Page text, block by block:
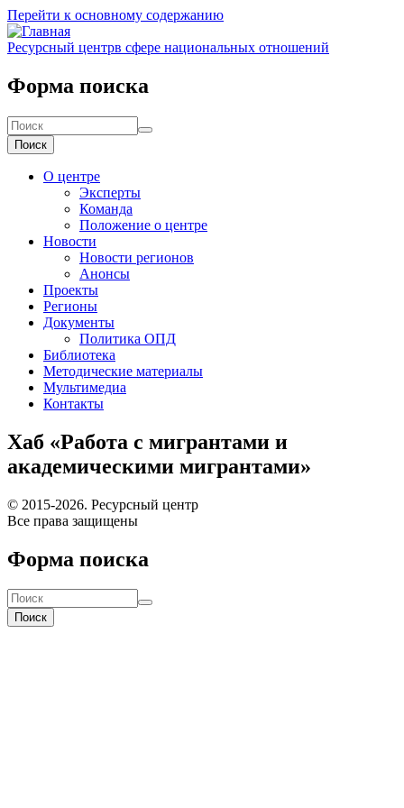
Перейти к основному содержанию
Ресурсный центрв сфере национальных отношений
Форма поиска
Поиск
О центре
Эксперты
Команда
Положение о центре
Новости
Новости регионов
Анонсы
Проекты
Регионы
Документы
Политика ОПД
Библиотека
Методические материалы
Мультимедиа
Контакты
Хаб «Работа с мигрантами и
академическими мигрантами»
© 2015-2026. Ресурсный центр
Все права защищены
Форма поиска
Поиск